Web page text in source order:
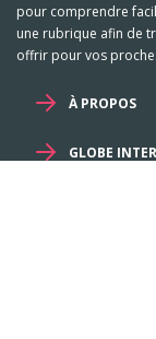
pour comprendre
une rubrique afin de
offrir pour vos
À PROPOS
GLOBE